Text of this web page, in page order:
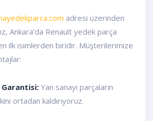
adresi üzerinden
Ankara’da Renault yedek parça
ilk isimlerden biridir. Müşterilerimize
Garantisi:Yan sanayi parçaların
ortadan kaldırıyoruz.